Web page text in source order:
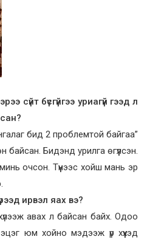
сүйт бүсгүйгээ уриагүй гээд л
бид 2 проблемтой байгаа”
Бидэнд урилга өгүүлсэн.
очсон. Түүнээс хойш мань эр
ирвэл яах вэ?
авах л байсан байх. Одоо
юм хойно мэдээж үр хүүхэд